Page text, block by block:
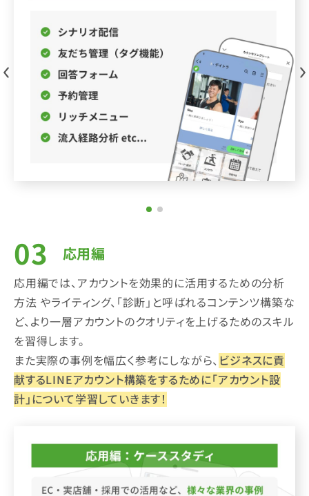
応用編
応用編では、アカウントを効果的に活用するための分析
方法 やライティング、「診断」と呼ばれるコンテンツ構築な
ど、より一層アカウントのクオリティを上げるためのスキル
を習得します。
また実際の事例を幅広く参考にしながら、 ビジネスに貢
献するLINEアカウント構築をするために「アカウント設
計」について学習していきます！